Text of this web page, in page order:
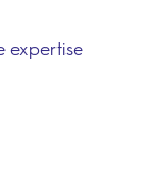
expertise